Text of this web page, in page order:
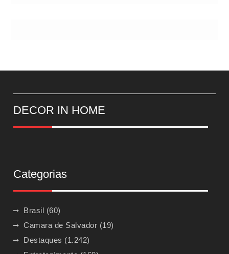
DECOR IN HOME
Categorias
Brasil (60)
Camara de Salvador (19)
Destaques (1.242)